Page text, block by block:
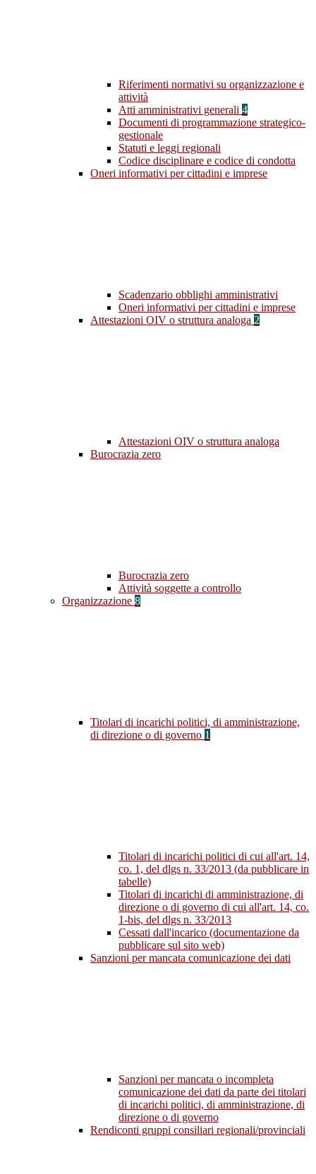
Riferimenti normativi su organizzazione e
attività
Atti amministrativi generali 4
Documenti di programmazione strategico-
gestionale
Statuti e leggi regionali
Codice disciplinare e codice di condotta
Oneri informativi per cittadini e imprese
Scadenzario obblighi amministrativi
Oneri informativi per cittadini e imprese
Attestazioni OIV o struttura analoga 2
Attestazioni OIV o struttura analoga
Burocrazia zero
Burocrazia zero
Attività soggette a controllo
Organizzazione 8
Titolari di incarichi politici, di amministrazione,
di direzione o di governo 1
Titolari di incarichi politici di cui all'art. 14,
co. 1, del dlgs n. 33/2013 (da pubblicare in
tabelle)
Titolari di incarichi di amministrazione, di
direzione o di governo di cui all'art. 14, co.
1-bis, del dlgs n. 33/2013
Cessati dall'incarico (documentazione da
pubblicare sul sito web)
Sanzioni per mancata comunicazione dei dati
Sanzioni per mancata o incompleta
comunicazione dei dati da parte dei titolari
di incarichi politici, di amministrazione, di
direzione o di governo
Rendiconti gruppi consiliari regionali/provinciali